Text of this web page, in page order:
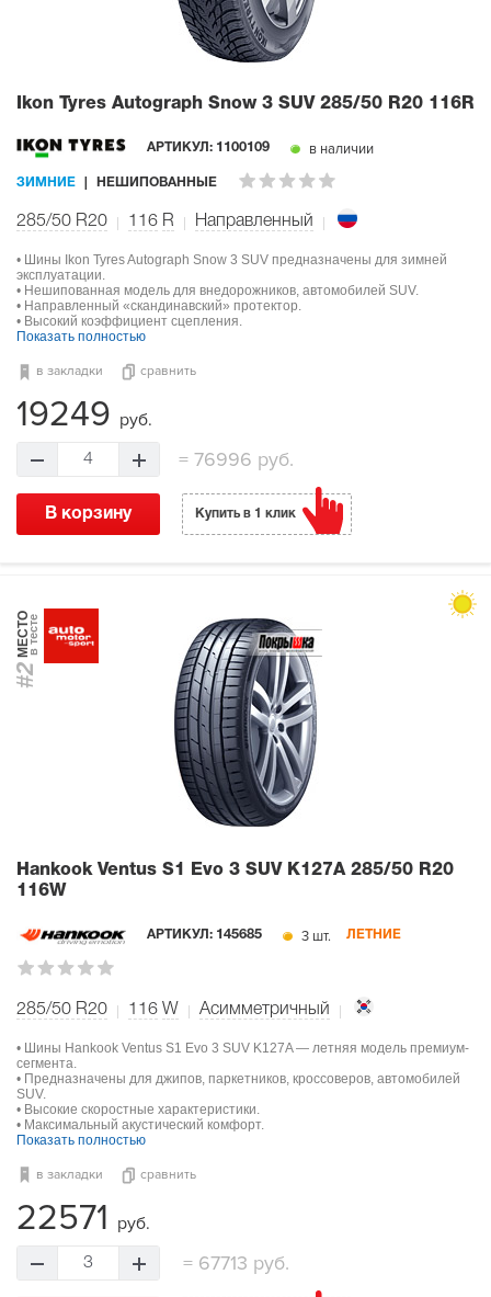
Ikon Tyres Autograph Snow 3 SUV 285/50 R20 116R
АРТИКУЛ: 1100109 в наличии
ЗИМНИЕ НЕШИПОВАННЫЕ
285/50 R20 116 R Направленный
• Шины Ikon Tyres Autograph Snow 3 SUV предназначены для зимней
эксплуатации.
• Нешипованная модель для внедорожников, автомобилей SUV.
• Направленный «скандинавский» протектор.
• Высокий коэффициент сцепления.
Показать полностью
в закладки сравнить
19249 руб.
4 = 76996 руб.
В корзину Купить в 1 клик
#2
МЕСТОв тесте
Hankook Ventus S1 Evo 3 SUV K127A 285/50 R20
116W
АРТИКУЛ: 145685 3 шт. ЛЕТНИЕ
285/50 R20 116 W Асимметричный
• Шины Hankook Ventus S1 Evo 3 SUV K127A — летняя модель премиум-
сегмента.
• Предназначены для джипов, паркетников, кроссоверов, автомобилей
SUV.
• Высокие скоростные характеристики.
• Максимальный акустический комфорт.
Показать полностью
в закладки сравнить
22571 руб.
3 = 67713 руб.